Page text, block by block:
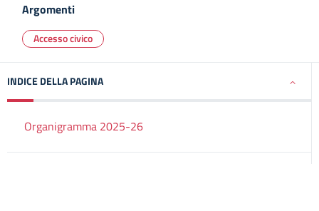
Argomenti
Accesso civico
INDICE DELLA PAGINA
Organigramma 2025-26